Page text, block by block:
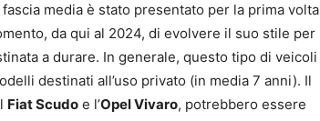
media è stato presentato per la prima volta
da qui al 2024, di evolvere il suo stile per
a durare. In generale, questo tipo di veicoli
destinati all’uso privato (in media 7 anni). Il
Fiat Scudo e l’Opel Vivaro, potrebbero essere